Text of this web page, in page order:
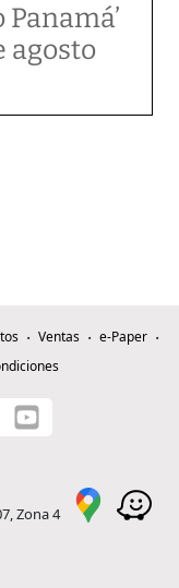
agosto
Ventas
e-Paper
Zona 4